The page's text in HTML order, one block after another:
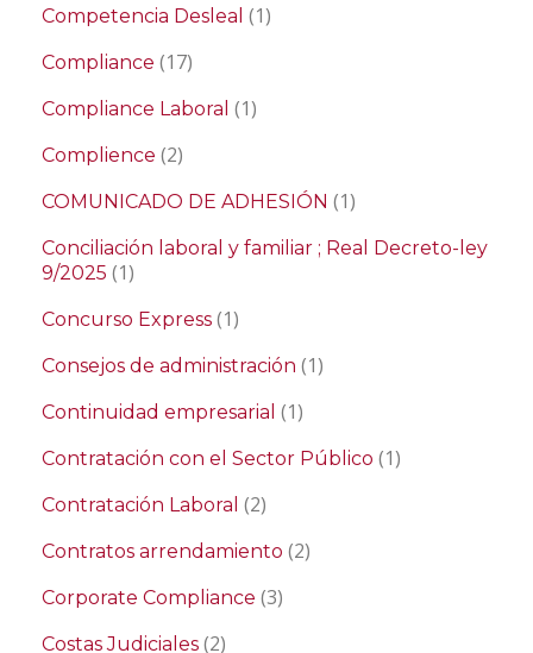
Competencia Desleal (1)
Compliance (17)
Compliance Laboral (1)
Complience (2)
COMUNICADO DE ADHESIÓN (1)
Conciliación laboral y familiar ; Real Decreto-ley
9/2025 (1)
Concurso Express (1)
Consejos de administración (1)
Continuidad empresarial (1)
Contratación con el Sector Público (1)
Contratación Laboral (2)
Contratos arrendamiento (2)
Corporate Compliance (3)
Costas Judiciales (2)